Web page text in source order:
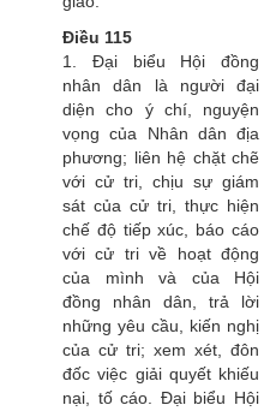
Điều 115
1. Đại biểu Hội đồng
nhân dân là người đại
diện cho ý chí, nguyện
vọng của Nhân dân địa
phương; liên hệ chặt chẽ
với cử tri, chịu sự giám
sát của cử tri, thực hiện
chế độ tiếp xúc, báo cáo
với cử tri về hoạt động
của mình và của Hội
đồng nhân dân, trả lời
những yêu cầu, kiến nghị
của cử tri; xem xét, đôn
đốc việc giải quyết khiếu
nại, tố cáo. Đại biểu Hội